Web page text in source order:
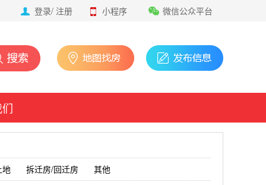
微信公众平台
小程序
登录/ 注册
地 拆迁房/回迁房
其他